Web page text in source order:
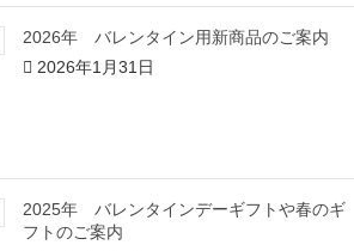
て
く
さ
ド
ウ
開
2026年 バレンタイン用新商品のご案内
2026年1月31日
2025年 バレンタインデーギフトや春のギ
フトのご案内